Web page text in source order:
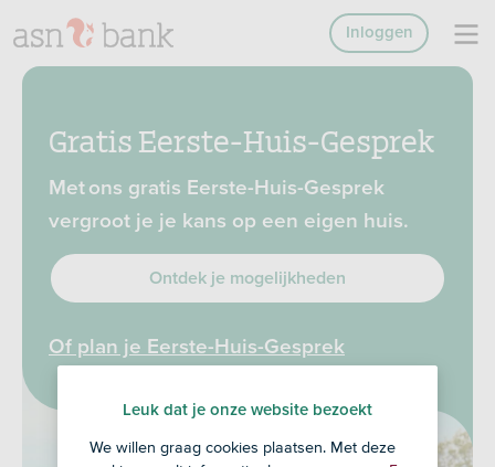
Inloggen
Gratis Eerste-Huis-Gesprek
Met ons gratis Eerste-Huis-Gesprek
vergroot je je kans op een eigen huis.
Ontdek je mogelijkheden
Of plan je Eerste-Huis-Gesprek
Leuk dat je onze website bezoekt
We willen graag cookies plaatsen. Met deze